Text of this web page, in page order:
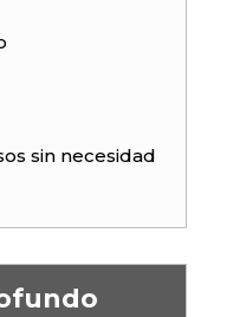
sin necesidad